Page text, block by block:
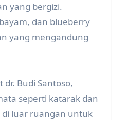
yang bergizi.
dan blueberry
yang mengandung
Budi Santoso,
seperti katarak dan
di luar ruangan untuk